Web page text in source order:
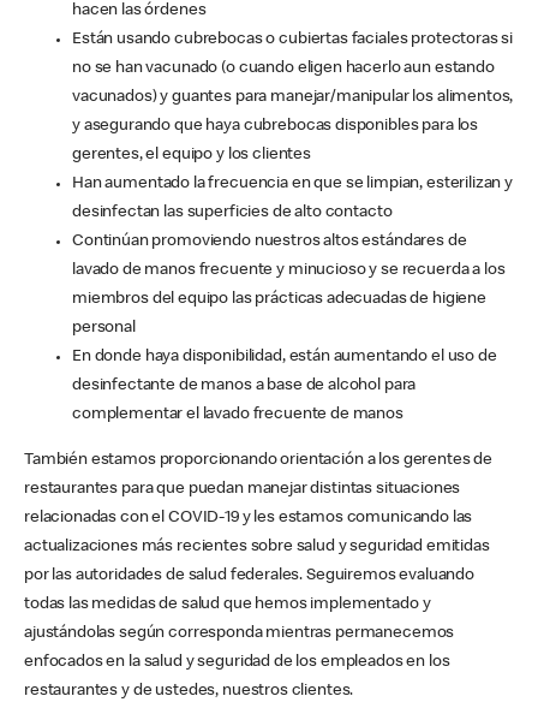
hacen las órdenes
Están usando cubrebocas o cubiertas faciales protectoras si
no se han vacunado (o cuando eligen hacerlo aun estando
vacunados) y guantes para manejar/manipular los alimentos,
y asegurando que haya cubrebocas disponibles para los
gerentes, el equipo y los clientes
Han aumentado la frecuencia en que se limpian, esterilizan y
desinfectan las superficies de alto contacto
Continúan promoviendo nuestros altos estándares de
lavado de manos frecuente y minucioso y se recuerda a los
miembros del equipo las prácticas adecuadas de higiene
personal
En donde haya disponibilidad, están aumentando el uso de
desinfectante de manos a base de alcohol para
complementar el lavado frecuente de manos
También estamos proporcionando orientación a los gerentes de
restaurantes para que puedan manejar distintas situaciones
relacionadas con el COVID-19 y les estamos comunicando las
actualizaciones más recientes sobre salud y seguridad emitidas
por las autoridades de salud federales. Seguiremos evaluando
todas las medidas de salud que hemos implementado y
ajustándolas según corresponda mientras permanecemos
enfocados en la salud y seguridad de los empleados en los
restaurantes y de ustedes, nuestros clientes.